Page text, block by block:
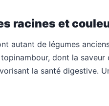
racines et
autant de légumes
dont la
la santé digestive.